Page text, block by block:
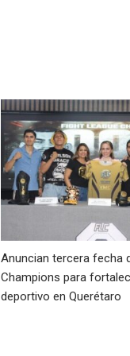
Anuncian tercera fecha
Champions para
deportivo en Querétaro